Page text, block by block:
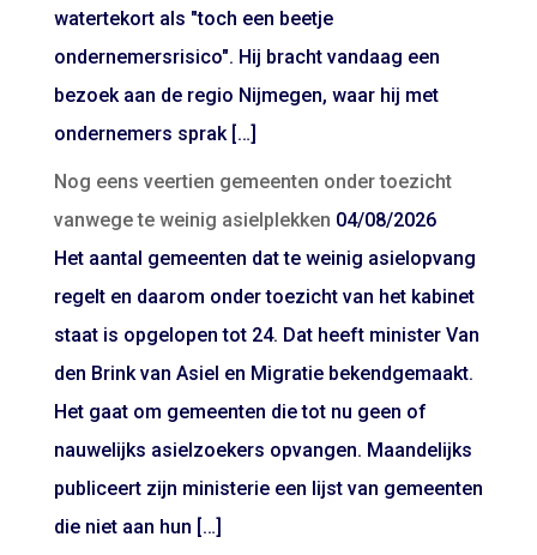
watertekort als "toch een beetje
ondernemersrisico". Hij bracht vandaag een
bezoek aan de regio Nijmegen, waar hij met
ondernemers sprak […]
Nog eens veertien gemeenten onder toezicht
vanwege te weinig asielplekken 04/08/2026
Het aantal gemeenten dat te weinig asielopvang
regelt en daarom onder toezicht van het kabinet
staat is opgelopen tot 24. Dat heeft minister Van
den Brink van Asiel en Migratie bekendgemaakt.
Het gaat om gemeenten die tot nu geen of
nauwelijks asielzoekers opvangen. Maandelijks
publiceert zijn ministerie een lijst van gemeenten
die niet aan hun […]